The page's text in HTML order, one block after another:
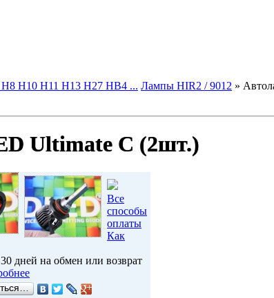
H10 H11 H13 H27 HB4 ... Лампы HIR2 / 9012 »
Ultimate C (2шт.)
Все
способы
оплаты
Как
дней на обмен или возврат